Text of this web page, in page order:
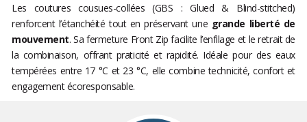
Les coutures cousues-collées (GBS : Glued & Blind-stitched)
renforcent l’étanchéité tout en préservant une grande liberté de
mouvement. Sa fermeture Front Zip facilite l’enfilage et le retrait de
la combinaison, offrant praticité et rapidité. Idéale pour des eaux
tempérées entre 17 °C et 23 °C, elle combine technicité, confort et
engagement écoresponsable.